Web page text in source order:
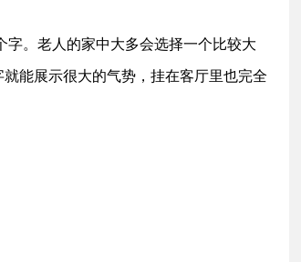
。老人的家中大多会选择一个比较大
能展示很大的气势，挂在客厅里也完全